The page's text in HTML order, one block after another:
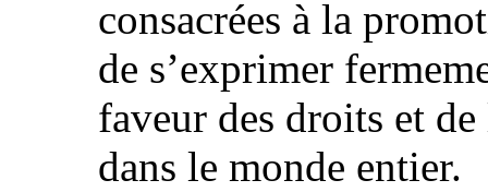
consacrées à la
de s’exprimer
faveur des droits et
dans le monde entier.